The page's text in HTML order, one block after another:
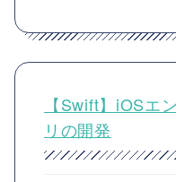
【Swift】iOSエ
リの開発